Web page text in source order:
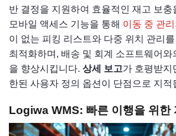
반 결정을 지원하여 효율적인 재고 보충
모바일 액세스 기능을 통해 이동 중 관리
이 없는 피킹 리스트와 다중 위치 관리
최적화하며, 배송 및 회계 소프트웨어와
을 향상시킵니다. 상세 보고가 호평받지
한된 사용자 정의 옵션이 단점으로 지적
Logiwa WMS: 빠른 이행을 위한